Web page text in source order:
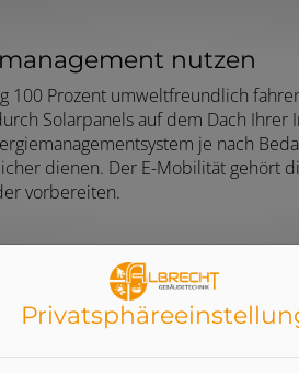
nutzen
100 Prozent umweltfreundlich
Solarpanels auf dem Dach
je nach
dienen. Der E-Mobilität gehört
vorbereiten.